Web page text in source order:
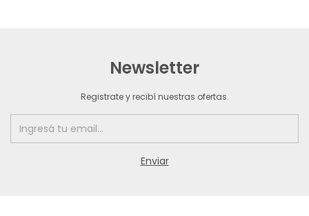
Newsletter
Registrate y recibí nuestras ofertas.